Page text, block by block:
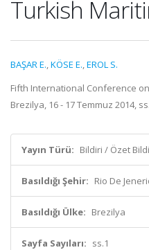
Turkish
BAŞAR E.,KÖSE E.,EROL S.
Fifth International Conference
Brezilya, 16 - 17 Temmuz 2014,
Yayın Türü: Bildiri / Özet
Basıldığı Şehir: Rio De
Basıldığı Ülke: Brezilya
Sayfa Sayıları: ss.1